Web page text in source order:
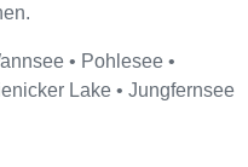
• Pohlesee •
Lake • Jungfernsee